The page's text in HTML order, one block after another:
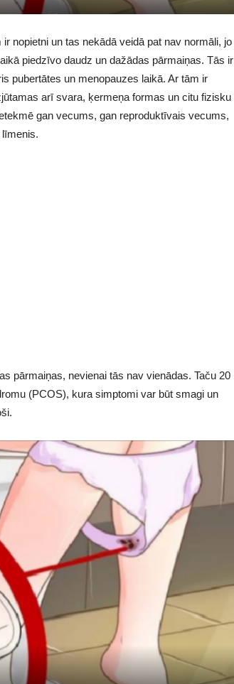
nopietni un tas nekādā veidā pat nav normāli, jo
piedzīvo daudz un dažādas pārmaiņas. Tās ir
pubertātes un menopauzes laikā. Ar tām ir
arī svara, ķermeņa formas un citu fizisku
gan vecums, gan reproduktīvais vecums,
pārmaiņas, nevienai tās nav vienādas. Taču 20
(PCOS), kura simptomi var būt smagi un